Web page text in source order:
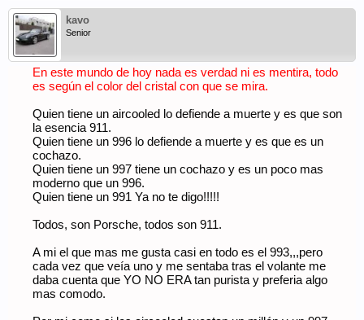
kavo
Senior
En este mundo de hoy nada es verdad ni es mentira, todo
es según el color del cristal con que se mira.
Quien tiene un aircooled lo defiende a muerte y es que son
la esencia 911.
Quien tiene un 996 lo defiende a muerte y es que es un
cochazo.
Quien tiene un 997 tiene un cochazo y es un poco mas
moderno que un 996.
Quien tiene un 991 Ya no te digo!!!!!
Todos, son Porsche, todos son 911.
A mi el que mas me gusta casi en todo es el 993,,,pero
cada vez que veía uno y me sentaba tras el volante me
daba cuenta que YO NO ERA tan purista y preferia algo
mas comodo.